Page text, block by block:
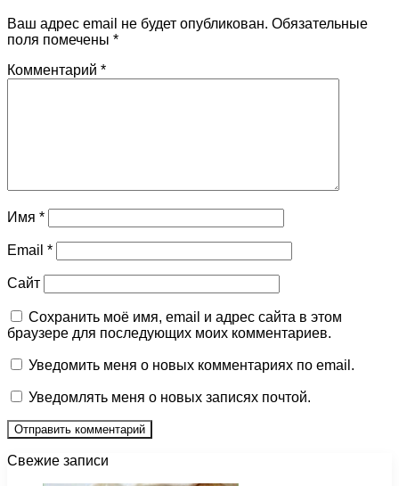
Ваш адрес email не будет опубликован. Обязательные
поля помечены *
Комментарий *
Имя *
Email *
Сайт
Сохранить моё имя, email и адрес сайта в этом
браузере для последующих моих комментариев.
Уведомить меня о новых комментариях по email.
Уведомлять меня о новых записях почтой.
Свежие записи